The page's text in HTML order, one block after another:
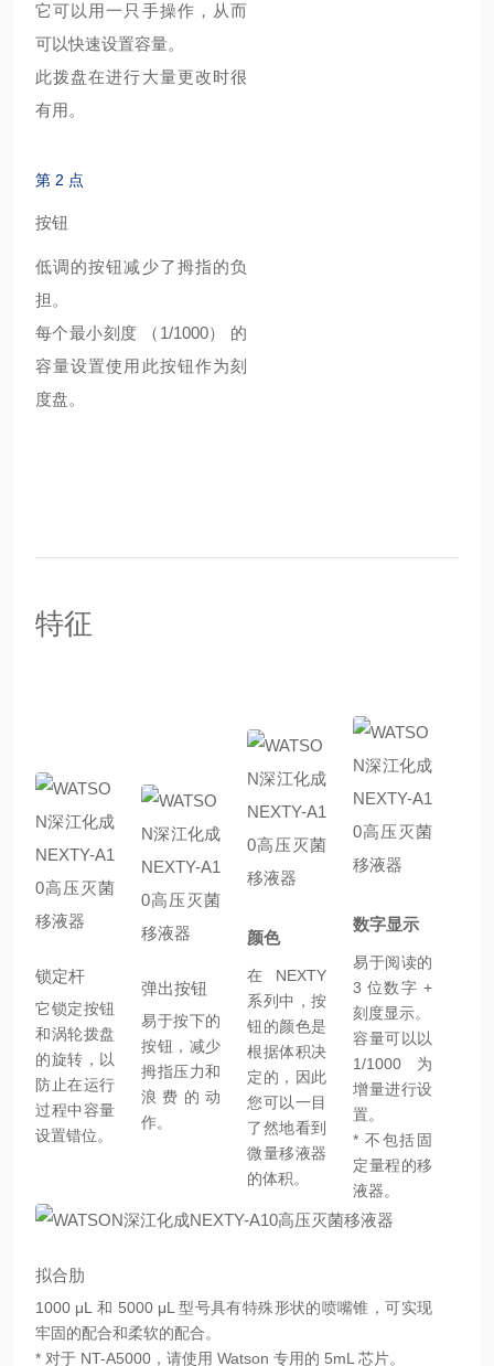
它可以用一只手操作，从而
可以快速设置容量。
此拨盘在进行大量更改时很
有用。
第 2 点
按钮
低调的按钮减少了拇指的负
担。
每个最小刻度 （1/1000） 的
容量设置使用此按钮作为刻
度盘。
特征
锁定杆
它锁定按钮
和涡轮拨盘
的旋转，以
防止在运行
过程中容量
设置错位。
弹出按钮
易于按下的
按钮，减少
拇指压力和
浪费的动
作。
颜色
在 NEXTY
系列中，按
钮的颜色是
根据体积决
定的，因此
您可以一目
了然地看到
微量移液器
的体积。
数字显示
易于阅读的
3 位数字 +
刻度显示。
容量可以以
1/1000 为
增量进行设
置。
* 不包括固
定量程的移
液器。
拟合肋
1000 μL 和 5000 μL 型号具有特殊形状的喷嘴锥，可实现
牢固的配合和柔软的配合。
* 对于 NT-A5000，请使用 Watson 专用的 5mL 芯片。